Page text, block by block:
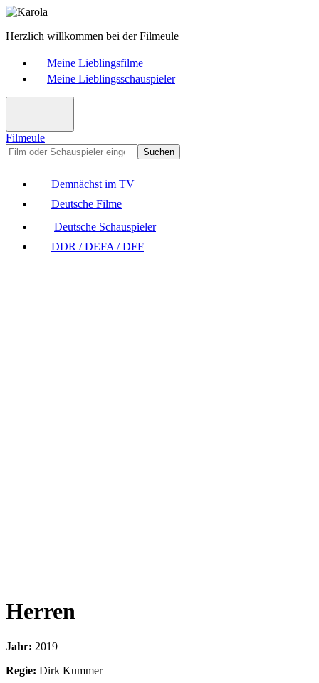
Herzlich willkommen bei der Filmeule
Meine Lieblingsfilme
Meine Lieblingsschauspieler
Filmeule
Suchen
Demnächst im TV
Deutsche Filme
Deutsche Schauspieler
DDR / DEFA / DFF
Herren
Jahr: 2019
Regie: Dirk Kummer